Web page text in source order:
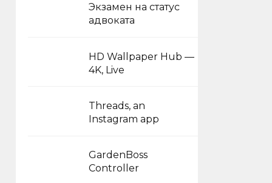
Экзамен на статус
адвоката
HD Wallpaper Hub —
4K, Live
Threads, an
Instagram app
GardenBoss
Controller